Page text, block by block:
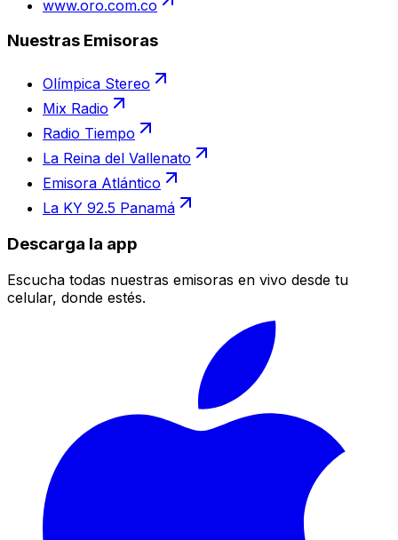
www.oro.com.co
Nuestras Emisoras
Olímpica Stereo
Mix Radio
Radio Tiempo
La Reina del Vallenato
Emisora Atlántico
La KY 92.5 Panamá
Descarga la app
Escucha todas nuestras emisoras en vivo desde tu
celular, donde estés.